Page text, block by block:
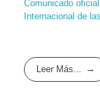
Comunicado
Internacional de
Leer Más...